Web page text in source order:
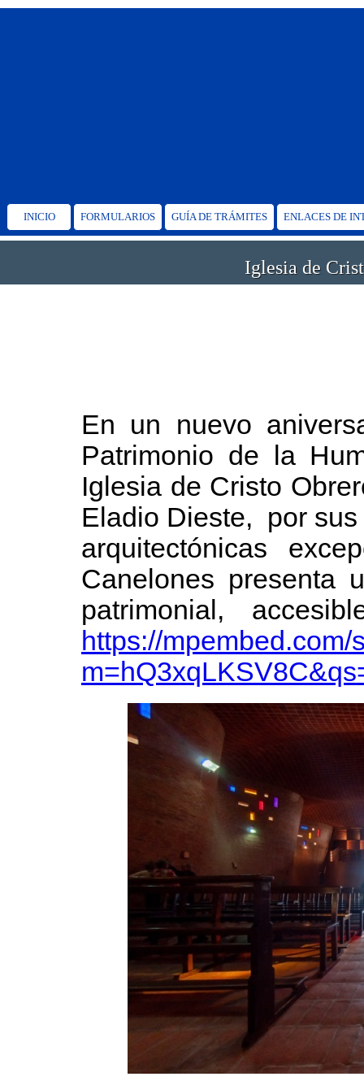
INICIO FORMULARIOS GUÍA DE TRÁMITES ENLACES DE
Iglesia de
En un nuevo
Patrimonio de la
Iglesia de Cristo
Eladio Dieste, por
arquitectónicas
Canelones presenta
patrimonial,
https://mpembed.com/